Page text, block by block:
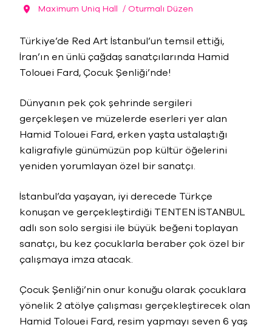
Maximum Uniq Hall / Oturmalı Düzen
Türkiye’de Red Art İstanbul’un temsil ettiği,
İran’ın en ünlü çağdaş sanatçılarında Hamid
Tolouei Fard, Çocuk Şenliği’nde!
Dünyanın pek çok şehrinde sergileri
gerçekleşen ve müzelerde eserleri yer alan
Hamid Tolouei Fard, erken yaşta ustalaştığı
kaligrafiyle günümüzün pop kültür öğelerini
yeniden yorumlayan özel bir sanatçı.
İstanbul’da yaşayan, iyi derecede Türkçe
konuşan ve gerçekleştirdiği TENTEN İSTANBUL
adlı son solo sergisi ile büyük beğeni toplayan
sanatçı, bu kez çocuklarla beraber çok özel bir
çalışmaya imza atacak.
Çocuk Şenliği’nin onur konuğu olarak çocuklara
yönelik 2 atölye çalışması gerçekleştirecek olan
Hamid Tolouei Fard, resim yapmayı seven 6 yaş